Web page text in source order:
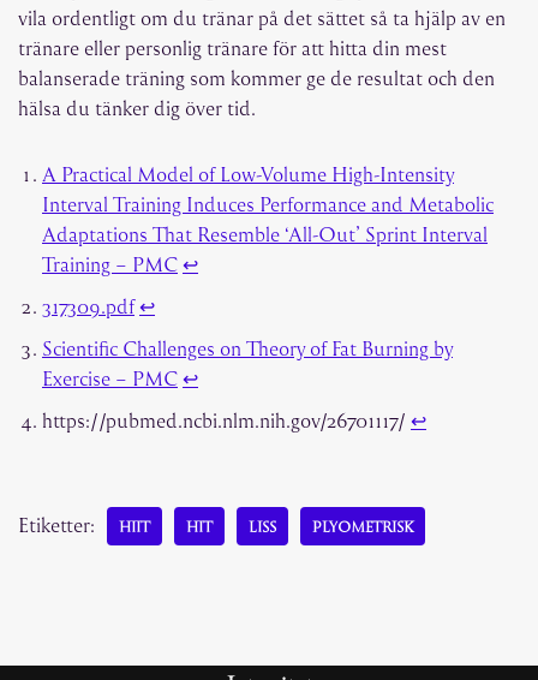
vila ordentligt om du tränar på det sättet så ta hjälp av en
tränare eller personlig tränare för att hitta din mest
balanserade träning som kommer ge de resultat och den
hälsa du tänker dig över tid.
A Practical Model of Low-Volume High-Intensity
Interval Training Induces Performance and Metabolic
Adaptations That Resemble ‘All-Out’ Sprint Interval
Training – PMC↩︎
317309.pdf↩︎
Scientific Challenges on Theory of Fat Burning by
Exercise – PMC↩︎
https://pubmed.ncbi.nlm.nih.gov/26701117/ ↩︎
Etiketter: HIIT HIT LISS PLYOMETRISK